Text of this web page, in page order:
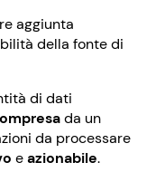
aggiunta
della fonte di
di dati
da un
da processare
eazionabile.